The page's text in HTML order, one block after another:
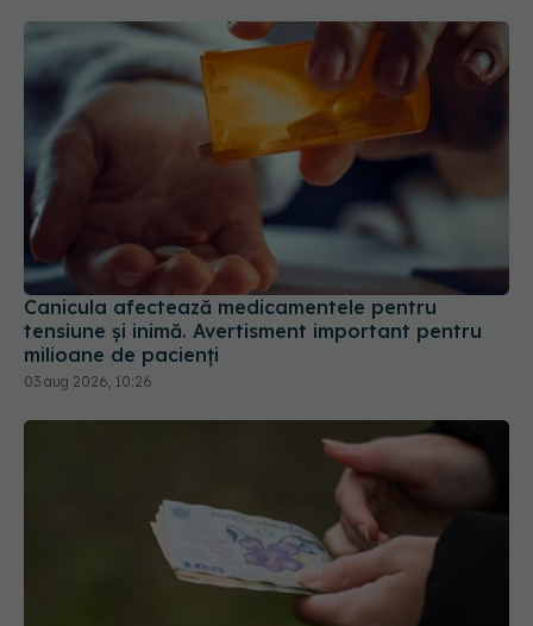
Canicula afectează medicamentele pentru
tensiune și inimă. Avertisment important pentru
milioane de pacienți
03 aug 2026, 10:26